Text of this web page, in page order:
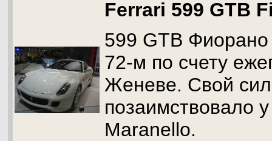
Ferrari 599 GTB
599 GTB
72-м по счету
Женеве. Свой
позаимствовало
Maranello.